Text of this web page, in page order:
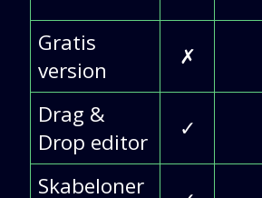
Gratis
version
✗
Drag &
Drop editor
✓
Skabeloner